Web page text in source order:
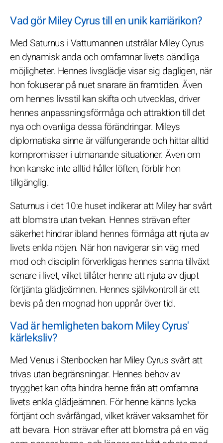
Vad gör Miley Cyrus till en unik karriärikon?
Med Saturnus i Vattumannen utstrålar Miley Cyrus
en dynamisk anda och omfamnar livets oändliga
möjligheter. Hennes livsglädje visar sig dagligen, när
hon fokuserar på nuet snarare än framtiden. Även
om hennes livsstil kan skifta och utvecklas, driver
hennes anpassningsförmåga och attraktion till det
nya och ovanliga dessa förändringar. Mileys
diplomatiska sinne är välfungerande och hittar alltid
kompromisser i utmanande situationer. Även om
hon kanske inte alltid håller löften, förblir hon
tillgänglig.
Saturnus i det 10:e huset indikerar att Miley har svårt
att blomstra utan tvekan. Hennes strävan efter
säkerhet hindrar ibland hennes förmåga att njuta av
livets enkla nöjen. När hon navigerar sin väg med
mod och disciplin förverkligas hennes sanna tillväxt
senare i livet, vilket tillåter henne att njuta av djupt
förtjänta glädjeämnen. Hennes självkontroll är ett
bevis på den mognad hon uppnår över tid.
Vad är hemligheten bakom Miley Cyrus'
kärleksliv?
Med Venus i Stenbocken har Miley Cyrus svårt att
trivas utan begränsningar. Hennes behov av
trygghet kan ofta hindra henne från att omfamna
livets enkla glädjeämnen. För henne känns lycka
förtjänt och svårfångad, vilket kräver vaksamhet för
att bevara. Hon strävar efter att blomstra på en väg